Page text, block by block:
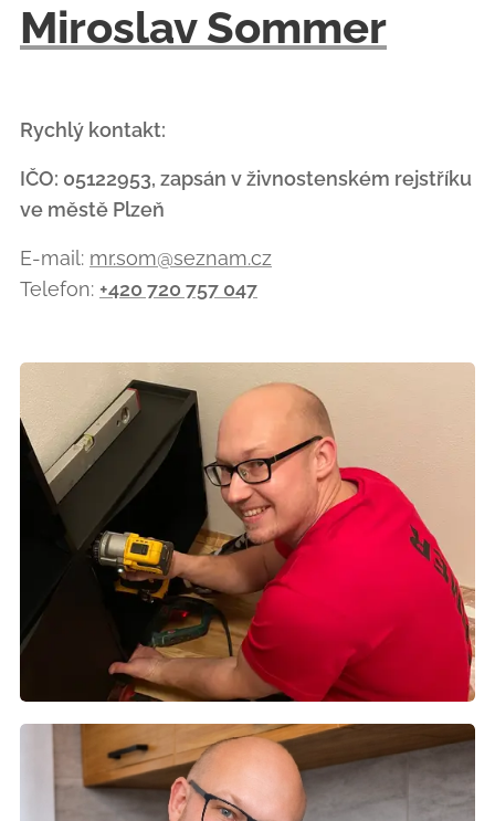
Miroslav Sommer
Rychlý kontakt:
IČO: 05122953, zapsán v živnostenském rejstříku
ve městě Plzeň
E-mail: mr.som@seznam.cz
Telefon: +420 720 757 047